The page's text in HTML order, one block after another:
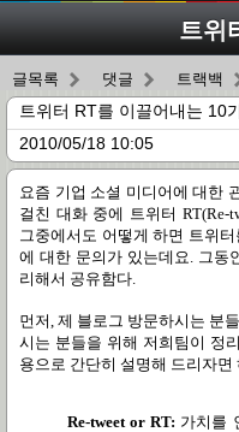
글목록 댓글 트랙백
트위터 RT를 이끌어내는 10
2010/05/18 10:05
요즘 기업 소셜 미디어에 대한
걸친 대화 중에 트위터 RT(Re-
그중에서도 어떻게 하면 트위
에 대한 문의가 있는데요. 그동
리해서 공유함다.
먼저, 제 블로그 방문하시는 분
시는 분들을 위해 저희팀이 정
용으로 간단히 설명해 드리자면
Re-tweetorRT: 가치를